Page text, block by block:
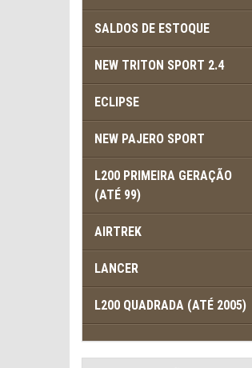
SALDOS DE ESTOQUE
NEW TRITON SPORT 2.4
ECLIPSE
NEW PAJERO SPORT
L200 PRIMEIRA GERAÇÃO
(ATÉ 99)
AIRTREK
LANCER
L200 QUADRADA (ATÉ 2005)